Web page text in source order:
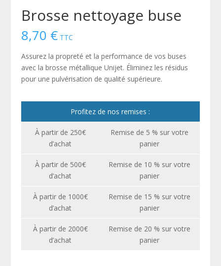
Brosse nettoyage buse
8,70 € TTC
Assurez la propreté et la performance de vos buses
avec la brosse métallique Unijet. Éliminez les résidus
pour une pulvérisation de qualité supérieure.
Profitez de nos remises :
À partir de 250€
d’achat
Remise de 5 % sur votre
panier
À partir de 500€
d’achat
Remise de 10 % sur votre
panier
À partir de 1000€
d’achat
Remise de 15 % sur votre
panier
À partir de 2000€
d’achat
Remise de 20 % sur votre
panier